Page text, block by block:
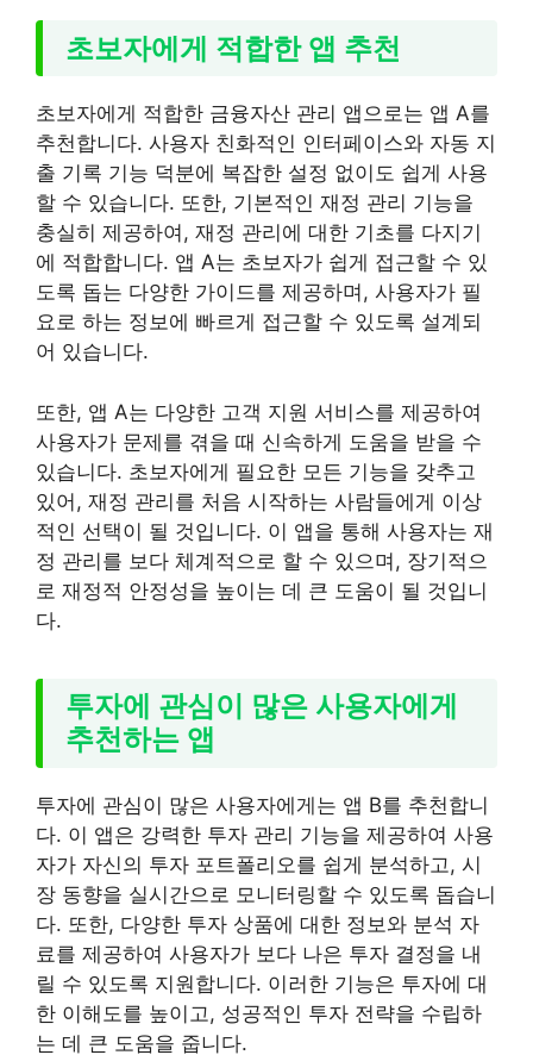
초보자에게 적합한 앱 추천
초보자에게 적합한 금융자산 관리 앱으로는 앱 A를
추천합니다. 사용자 친화적인 인터페이스와 자동 지
출 기록 기능 덕분에 복잡한 설정 없이도 쉽게 사용
할 수 있습니다. 또한, 기본적인 재정 관리 기능을
충실히 제공하여, 재정 관리에 대한 기초를 다지기
에 적합합니다. 앱 A는 초보자가 쉽게 접근할 수 있
도록 돕는 다양한 가이드를 제공하며, 사용자가 필
요로 하는 정보에 빠르게 접근할 수 있도록 설계되
어 있습니다.
또한, 앱 A는 다양한 고객 지원 서비스를 제공하여
사용자가 문제를 겪을 때 신속하게 도움을 받을 수
있습니다. 초보자에게 필요한 모든 기능을 갖추고
있어, 재정 관리를 처음 시작하는 사람들에게 이상
적인 선택이 될 것입니다. 이 앱을 통해 사용자는 재
정 관리를 보다 체계적으로 할 수 있으며, 장기적으
로 재정적 안정성을 높이는 데 큰 도움이 될 것입니
다.
투자에 관심이 많은 사용자에게
추천하는 앱
투자에 관심이 많은 사용자에게는 앱 B를 추천합니
다. 이 앱은 강력한 투자 관리 기능을 제공하여 사용
자가 자신의 투자 포트폴리오를 쉽게 분석하고, 시
장 동향을 실시간으로 모니터링할 수 있도록 돕습니
다. 또한, 다양한 투자 상품에 대한 정보와 분석 자
료를 제공하여 사용자가 보다 나은 투자 결정을 내
릴 수 있도록 지원합니다. 이러한 기능은 투자에 대
한 이해도를 높이고, 성공적인 투자 전략을 수립하
는 데 큰 도움을 줍니다.